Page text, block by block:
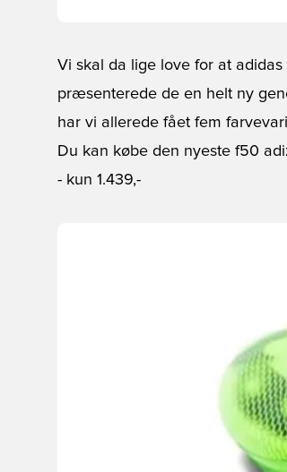
Vi skal da lige love for at
præsenterede de en helt ny
har vi allerede fået fem
Du kan købe den nyeste f50
- kun 1.439,-